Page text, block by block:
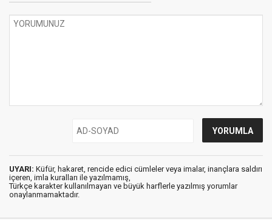
UYARI: Küfür, hakaret, rencide edici cümleler veya imalar, inançlara saldırı
içeren, imla kuralları ile yazılmamış,
Türkçe karakter kullanılmayan ve büyük harflerle yazılmış yorumlar
onaylanmamaktadır.